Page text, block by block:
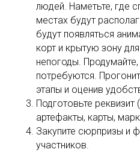
людей. Наметьте, где
местах будут
будут появляться
корт и крытую зону
непогоды.
потребуются.
этапы и оценив
Подготовьте
артефакты, карты,
Закупите сюрпризы и
участников.